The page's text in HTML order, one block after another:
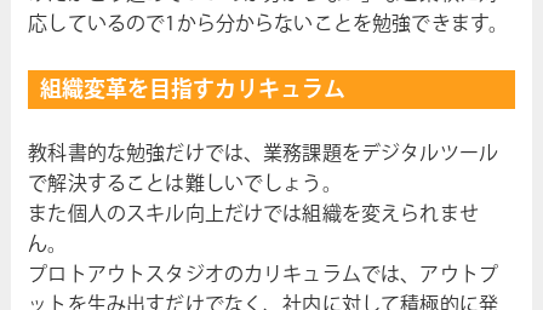
応しているので1から分からないことを勉強できます。
組織変革を目指すカリキュラム
教科書的な勉強だけでは、業務課題をデジタルツール
で解決することは難しいでしょう。
また個人のスキル向上だけでは組織を変えられませ
ん。
プロトアウトスタジオのカリキュラムでは、アウトプ